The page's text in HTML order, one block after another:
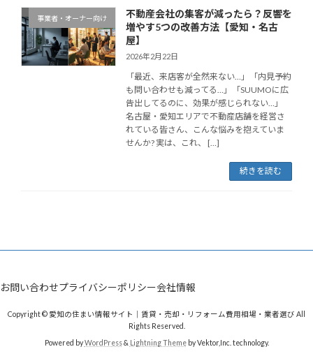
事業者・オーナー向け
不動産会社の集客が減ったら？反響を
増やす5つの改善方法【愛知・名古
屋】
2026年2月22日
「最近、来店客が全然来ない…」「内見予約
も問い合わせも減ってる…」「SUUMOに広
告出してるのに、効果が感じられない…」
名古屋・愛知エリアで不動産店舗を経営さ
れている皆さん、こんな悩みを抱えていま
せんか? 実は、これ、 […]
続きを読む
お問い合わせプライバシーポリシー会社情報
Copyright © 愛知の住まい情報サイト｜賃貸・売却・リフォーム費用相場・業者選び All
Rights Reserved.
Powered byWordPress& Lightning Themeby Vektor,Inc. technology.